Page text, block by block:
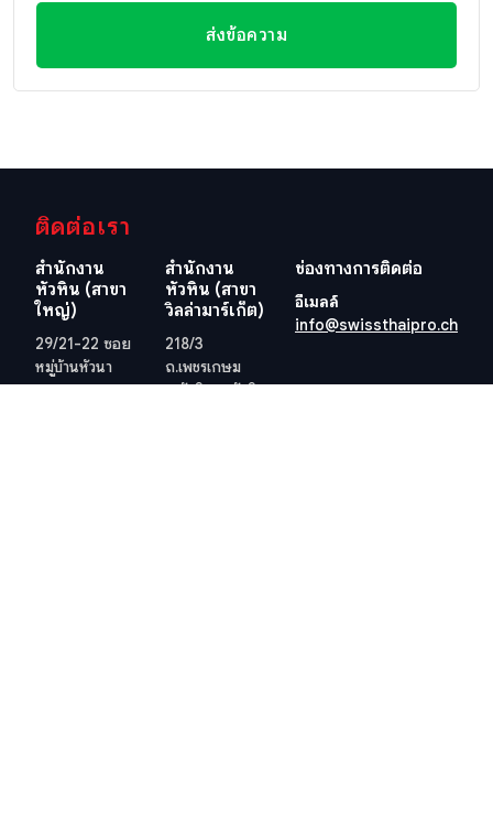
ส่งข้อความ
ติดต่อเรา
สำนักงาน
หัวหิน (สาขา
ใหญ่)
29/21-22 ซอย
หมู่บ้านหัวนา
ต.หนองแก
สำนักงาน
หัวหิน (สาขา
วิลล่ามาร์เก็ต)
218/3
ถ.เพชรเกษม
ต.หัวหิน อ.หัวหิน
ช่องทางการติดต่อ
อีเมลล์
info@swissthaipro.ch